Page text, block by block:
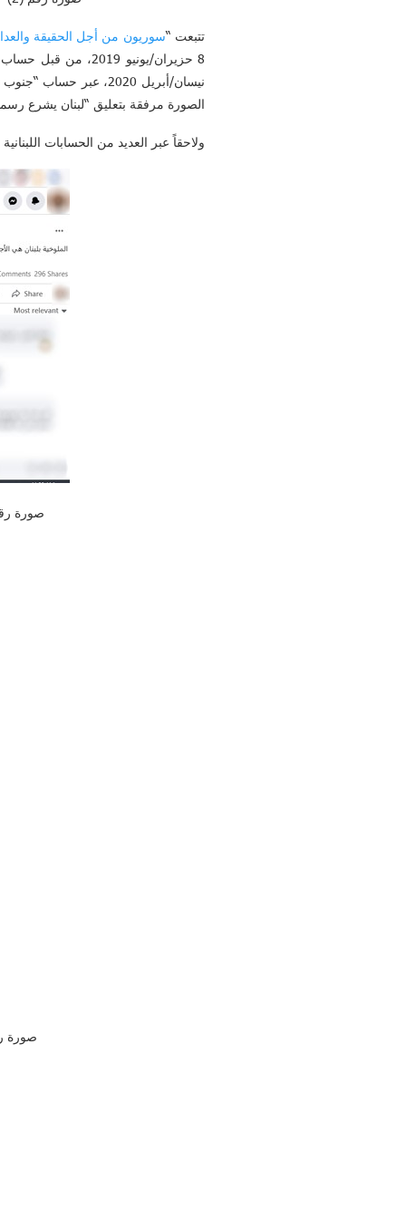
تتبعت “سوريون من أجل الحقيقة
8 حزيران/يونيو 2019، من قبل حساب لبناني على تويتر. ثم نُشرت على
الصورة مرفقة بتعليق “لبنان يشرع
ولاحقاً عبر العديد من الحسابات
صورة رقم (3) –
صورة رقم